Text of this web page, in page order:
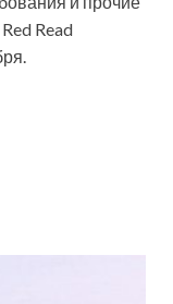
Read